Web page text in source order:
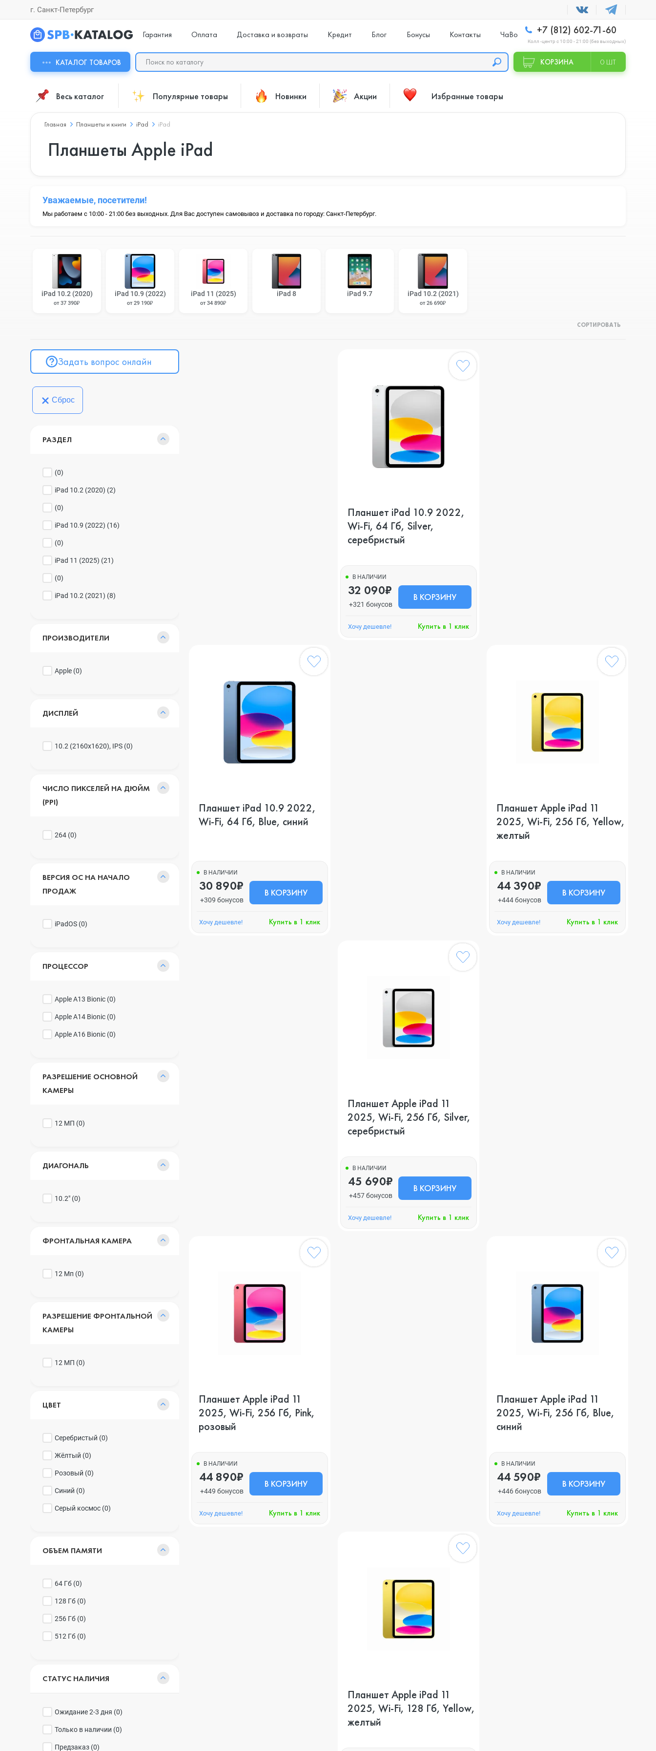
г. Санкт-Петербург
Гарантия Оплата Доставка и возвраты Кредит Блог Бонусы Контакты ЧаВо +7 (812) 602-71-60
Колл -центр с 10:00 - 21:00 (без выходных)
КАТАЛОГ ТОВАРОВ КОРЗИНА 0 ШТ
Весь каталог Популярные товары Новинки Акции Избранные товары
Главная Планшеты и книги iPad iPad
Планшеты Apple iPad
Уважаемые, посетители!
Мы работаем с 10:00 - 21:00 без выходных. Для Вас доступен самовывоз и доставка по городу: Санкт-Петербург.
iPad 10.2 (2020)
от 37 390₽
iPad 10.9 (2022)
от 29 190₽
iPad 11 (2025)
от 34 890₽
iPad 8 iPad 9.7 iPad 10.2 (2021)
от 26 690₽
СОРТИРОВАТЬ
Задать вопрос онлайн
Сброс
РАЗДЕЛ
(0)
iPad 10.2 (2020) (2)
(0)
iPad 10.9 (2022) (16)
(0)
iPad 11 (2025) (21)
(0)
iPad 10.2 (2021) (8)
ПРОИЗВОДИТЕЛИ
Apple (0)
ДИСПЛЕЙ
10.2 (2160x1620), IPS (0)
ЧИСЛО ПИКСЕЛЕЙ НА ДЮЙМ
(PPI)
264 (0)
ВЕРСИЯ ОС НА НАЧАЛО
ПРОДАЖ
iPadOS (0)
ПРОЦЕССОР
Apple A13 Bionic (0)
Apple A14 Bionic (0)
Apple A16 Bionic (0)
РАЗРЕШЕНИЕ ОСНОВНОЙ
КАМЕРЫ
12 МП (0)
ДИАГОНАЛЬ
10.2" (0)
ФРОНТАЛЬНАЯ КАМЕРА
12 Мп (0)
РАЗРЕШЕНИЕ ФРОНТАЛЬНОЙ
КАМЕРЫ
12 МП (0)
ЦВЕТ
Серебристый (0)
Жёлтый (0)
Розовый (0)
Синий (0)
Серый космос (0)
ОБЪЕМ ПАМЯТИ
64 Гб (0)
128 Гб (0)
256 Гб (0)
512 Гб (0)
СТАТУС НАЛИЧИЯ
Ожидание 2-3 дня (0)
Только в наличии (0)
Предзаказ (0)
Планшет iPad 10.9 2022,
Wi-Fi, 64 Гб, Silver,
серебристый
В НАЛИЧИИ
32 090₽
+321 бонусов
В КОРЗИНУ
Хочу дешевле! Купить в 1 клик
Планшет iPad 10.9 2022,
Wi-Fi, 64 Гб, Blue, синий
В НАЛИЧИИ
30 890₽
+309 бонусов
В КОРЗИНУ
Хочу дешевле! Купить в 1 клик
Планшет Apple iPad 11
2025, Wi-Fi, 256 Гб, Yellow,
желтый
В НАЛИЧИИ
44 390₽
+444 бонусов
В КОРЗИНУ
Хочу дешевле! Купить в 1 клик
Планшет Apple iPad 11
2025, Wi-Fi, 256 Гб, Silver,
серебристый
В НАЛИЧИИ
45 690₽
+457 бонусов
В КОРЗИНУ
Хочу дешевле! Купить в 1 клик
Планшет Apple iPad 11
2025, Wi-Fi, 256 Гб, Pink,
розовый
В НАЛИЧИИ
44 890₽
+449 бонусов
В КОРЗИНУ
Хочу дешевле! Купить в 1 клик
Планшет Apple iPad 11
2025, Wi-Fi, 256 Гб, Blue,
синий
В НАЛИЧИИ
44 590₽
+446 бонусов
В КОРЗИНУ
Хочу дешевле! Купить в 1 клик
Планшет Apple iPad 11
2025, Wi-Fi, 128 Гб, Yellow,
желтый